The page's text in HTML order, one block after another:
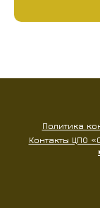
Политика
Контакты ЦПО